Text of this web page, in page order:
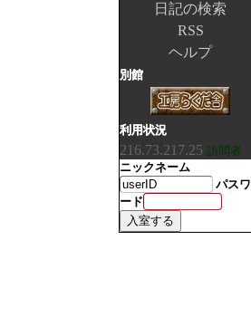
日記の検索
RSS
ヘルプ
別館
利用状況
216.73.217.25 訪問者
ニックネーム
パスワ
ード